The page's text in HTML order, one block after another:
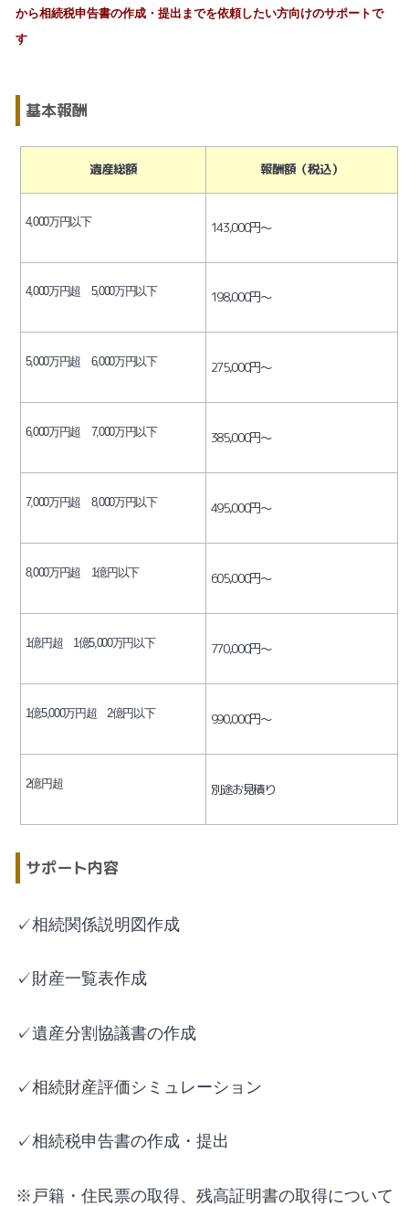
から相続税申告書の作成・提出までを依頼したい方向けのサポートで
す
基本報酬
遺産総額 報酬額（税込）
4,000万円以下 143,000円～
4,000万円超 5,000万円以下 198,000円～
5,000万円超 6,000万円以下 275,000円～
6,000万円超 7,000万円以下 385,000円～
7,000万円超 8,000万円以下 495,000円～
8,000万円超 1億円以下 605,000円～
1億円超 1億5,000万円以下 770,000円～
1億5,000万円超 2億円以下 990,000円～
2億円超 別途お見積り
サポート内容
✓相続関係説明図作成
✓財産一覧表作成
✓遺産分割協議書の作成
✓相続財産評価シミュレーション
✓相続税申告書の作成・提出
※戸籍・住民票の取得、残高証明書の取得について